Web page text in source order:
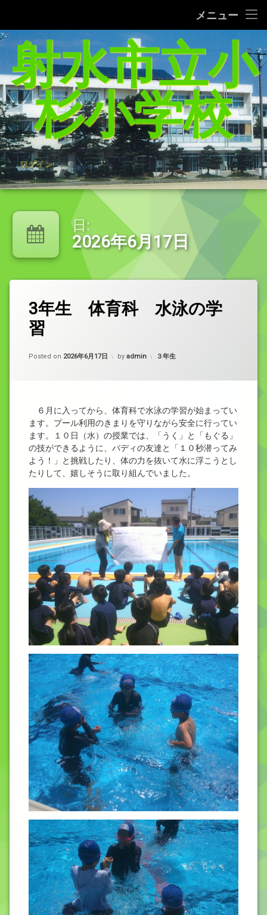
メニュー
給食レシピの紹介(1/27追加）
家庭学習支援サイトまとめ（5／21追加）
杉っ子８つの愛言葉
インターネット利用の約束/「おだいじね」ルール
学校いじめ防止基本方針
登校許可証明書
PTA規約・弔慰規約
令和8年度年間行事予定表
コ
ン
ン
ツ
へ
ス
キ
ッ
プ
射水市立小
杉小学校
ログイン
日:
2026年6月17日
3年生 体育科 水泳の学
習
Posted on 2026年6月17日
Updated on 2026年6月17日
by admin カテゴリー:
３年生
６月に入ってから、体育科で水泳の学習が始まってい
ます。プール利用のきまりを守りながら安全に行ってい
ます。１０日（水）の授業では、「うく」と「もぐる」
の技ができるように、バディの友達と「１０秒潜ってみ
よう！」と挑戦したり、体の力を抜いて水に浮こうとし
たりして、嬉しそうに取り組んでいました。